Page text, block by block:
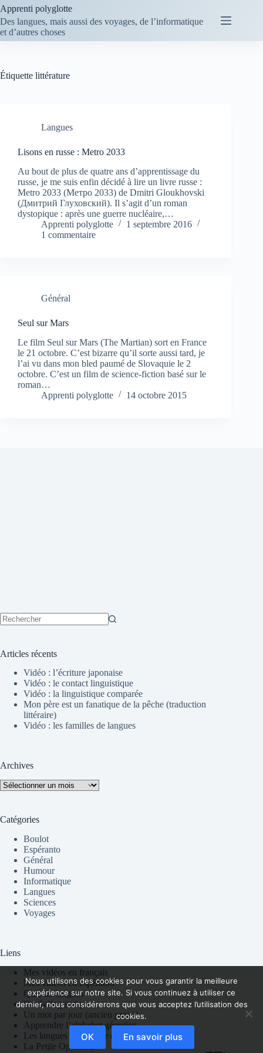
Passer
au
contenu
Apprenti polyglotte
Des langues, mais aussi des voyages, de l’informatique
et d’autres choses
Étiquette littérature
Langues
Lisons en russe : Metro 2033
Au bout de plus de quatre ans d’apprentissage du
russe, je me suis enfin décidé à lire un livre russe :
Metro 2033 (Метро 2033) de Dmitri Gloukhovski
(Дмитрий Глуховский). Il s’agit d’un roman
dystopique : après une guerre nucléaire,…
Apprenti polyglotte
1 septembre 2016
1 commentaire
Général
Seul sur Mars
Le film Seul sur Mars (The Martian) sort en France
le 21 octobre. C’est bizarre qu’il sorte aussi tard, je
l’ai vu dans mon bled paumé de Slovaquie le 2
octobre. C’est un film de science-fiction basé sur le
roman…
Apprenti polyglotte
14 octobre 2015
Articles récents
Vidéo : l’écriture japonaise
Vidéo : le contact linguistique
Vidéo : la linguistique comparée
Mon père est un fanatique de la pêche (traduction
littéraire)
Vidéo : les familles de langues
Archives
Archives
Catégories
Boulot
Espéranto
Général
Humour
Informatique
Langues
Sciences
Voyages
Liens
Mes vidéos en français
Mes vidéos en espéranto
Quiz de langues
Outils linguistiques
Un mot par jour (ancien projet)
Apprendre l’alphabet géorgien
Les langues en partage (groupe Facebook)
La Petite Optimiste
Nous utilisons des cookies pour vous garantir la meilleure
expérience sur notre site. Si vous continuez à utiliser ce
dernier, nous considérerons que vous acceptez l’utilisation des
cookies.
OK En savoir plus